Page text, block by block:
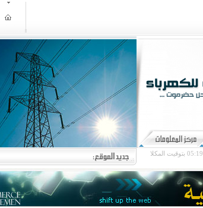
05:19 بتوقيت المكلا